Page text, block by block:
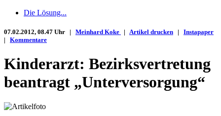
Die Lösung...
07.02.2012, 08.47 Uhr | Meinhard Koke | Artikel drucken | Instapaper
| Kommentare
Kinderarzt: Bezirksvertretung
beantragt „Unterversorgung“